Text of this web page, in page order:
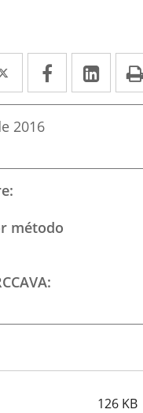
Twitter
Enlace
a
una
externa.
Facebook
Enlace
a
externa.
a
2016
método
126 KB